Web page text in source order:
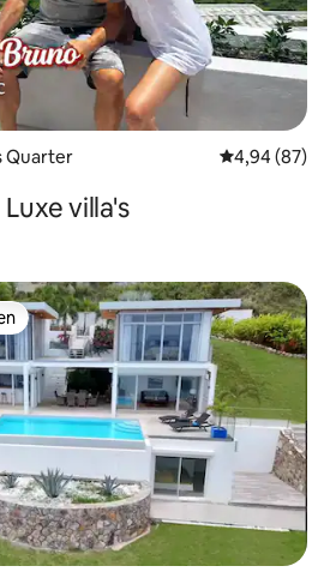
Quarter Gemiddelde
4,94 (87)
Luxe villa's